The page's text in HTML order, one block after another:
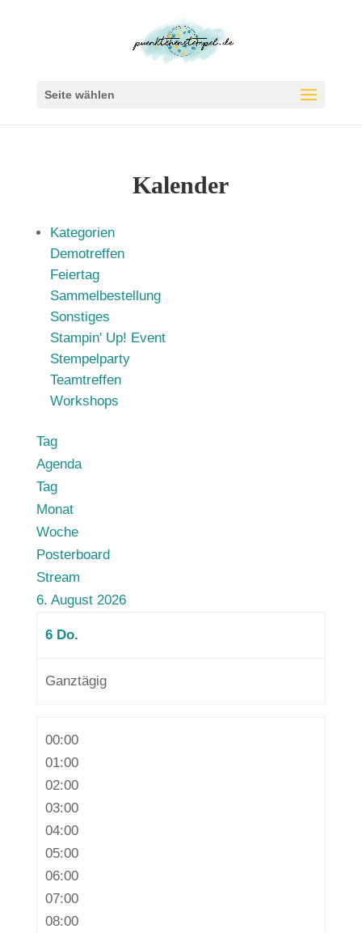
Seite wählen
Kalender
Kategorien
Demotreffen
Feiertag
Sammelbestellung
Sonstiges
Stampin' Up! Event
Stempelparty
Teamtreffen
Workshops
Tag
Agenda
Tag
Monat
Woche
Posterboard
Stream
6. August 2026
6 Do.
Ganztägig
00:00
01:00
02:00
03:00
04:00
05:00
06:00
07:00
08:00